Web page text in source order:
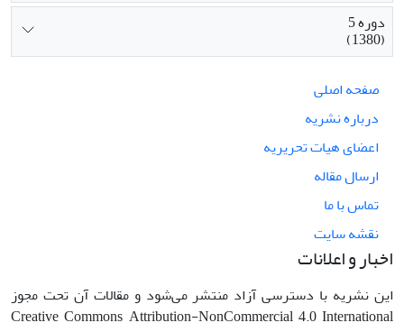
دوره 5
(1380)
صفحه اصلی
درباره نشریه
اعضای هیات تحریریه
ارسال مقاله
تماس با ما
نقشه سایت
اخبار و اعلانات
این نشریه با دسترسی آزاد منتشر می‌شود و مقالات آن تحت مجوز
Creative Commons Attribution-NonCommercial 4.0 International